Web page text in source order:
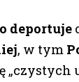
deportuje
, w tym
„czystych